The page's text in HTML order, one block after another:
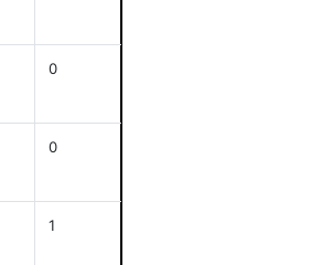
0
0
1